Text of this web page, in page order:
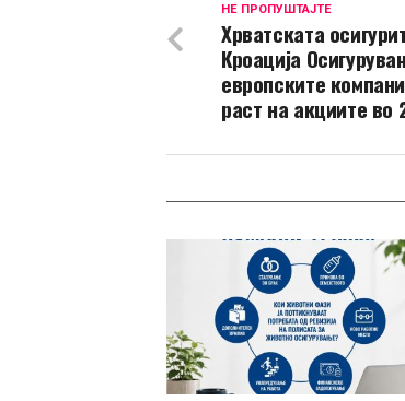
НЕ ПРОПУШТАЈТЕ
Хрватската
Кроација
европските
раст на акциите во